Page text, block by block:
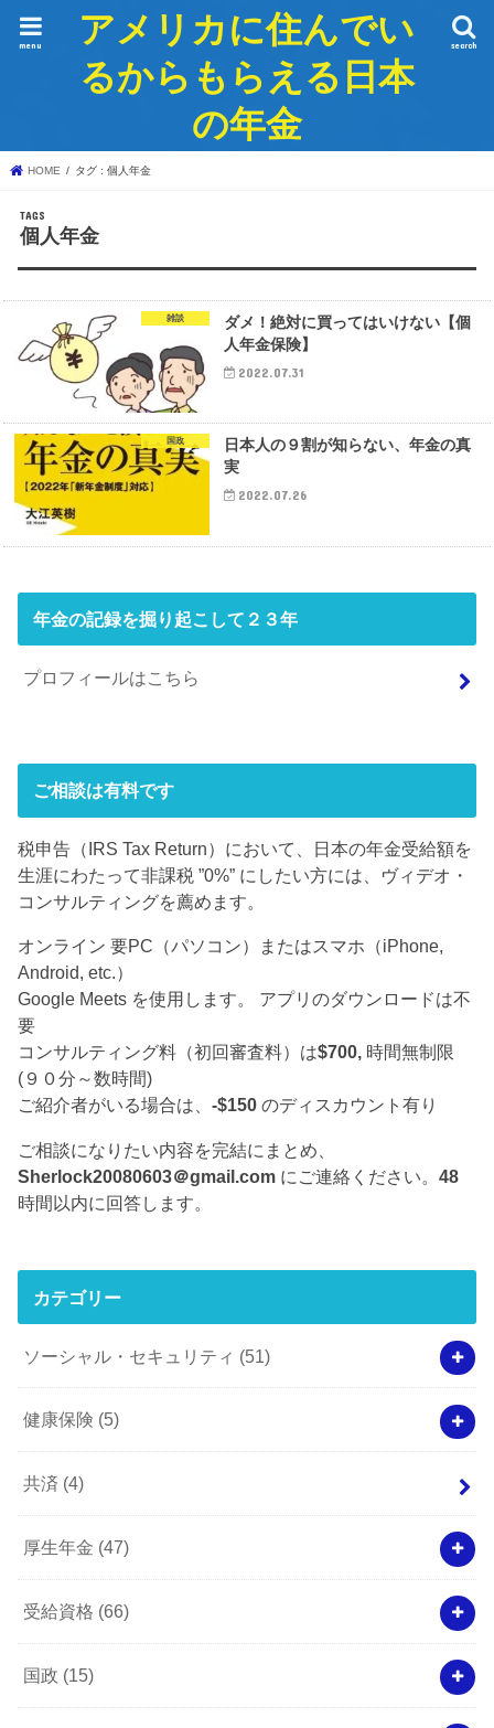
アメリカに住んでい
るからもらえる日本
の年金
search
menu
HOME タグ : 個人年金
個人年金
雑談
ダメ！絶対に買ってはいけない【個
人年金保険】
2022.07.31
国政
日本人の９割が知らない、年金の真
実
2022.07.26
年金の記録を掘り起こして２３年
プロフィールはこちら
ご相談は有料です
税申告（IRS Tax Return）において、日本の年金受給額を
生涯にわたって非課税 ”0%” にしたい方には、ヴィデオ・
コンサルティングを薦めます。
オンライン 要PC（パソコン）またはスマホ（iPhone,
Android, etc.）
Google Meets を使用します。 アプリのダウンロードは不
要
コンサルティング料（初回審査料）は$700, 時間無制限
(９０分～数時間)
ご紹介者がいる場合は、-$150 のディスカウント有り
ご相談になりたい内容を完結にまとめ、
Sherlock20080603＠gmail.com にご連絡ください。48
時間以内に回答します。
カテゴリー
ソーシャル・セキュリティ (51)
健康保険 (5)
共済 (4)
厚生年金 (47)
受給資格 (66)
国政 (15)